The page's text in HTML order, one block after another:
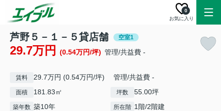
お気に入り
0
芦野５－１－５貸店舗 空室1
29.7万円 (0.54万円/坪) 管理/共益費 -
賃料 29.7万円 (0.54万円/坪) 管理/共益費 -
面積 181.83㎡ 坪数 55.00坪
築年数 築10年 所在階 1階/2階建